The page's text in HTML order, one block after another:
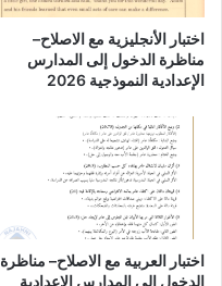
اختبار الأنجليزية مع الاصلاح–
مناظرة الدخول إلى المدارس
الإعدادية النموذجية 2026
اختبار العربية مع الاصلاح– مناظرة
الدخول إلى المدارس الإعدادية